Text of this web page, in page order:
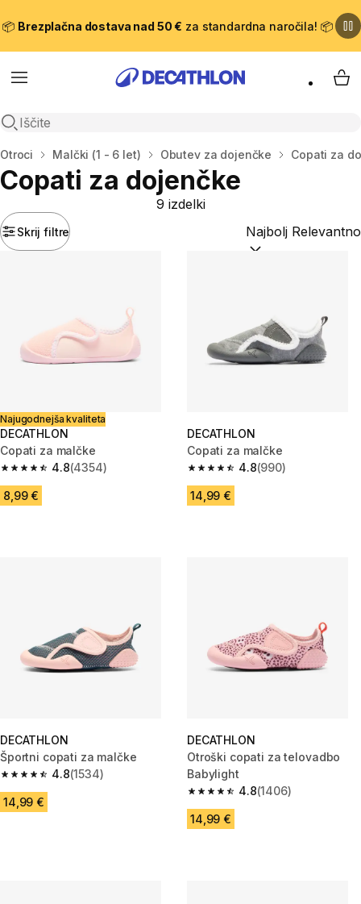
📦 Brezplačna dostava nad 50 € za standardna naročila! 📦
Meni
Odpri iskanje
Domov
Otroci Malčki (1 - 6 let) Obutev za dojenčke Copati za
Copati za dojenčke
Skrij filtre
9 izdelki
Razvrsti po:
Najugodnejša kvaliteta
DECATHLON
Copati za malčke
4.8
4.8 od 5 zvezdic from 4354 ocene
(4354)
8,99 €
DECATHLON
Copati za malčke
4.8
4.8 od 5 zvezdic from 990
(990)
14,99 €
DECATHLON
Športni copati za malčke
4.8
4.8 od 5 zvezdic from 1534 ocene
(1534)
14,99 €
DECATHLON
Otroški copati za telovadbo
Babylight
4.8
4.8 od 5 zvezdic from 1406
(1406)
14,99 €